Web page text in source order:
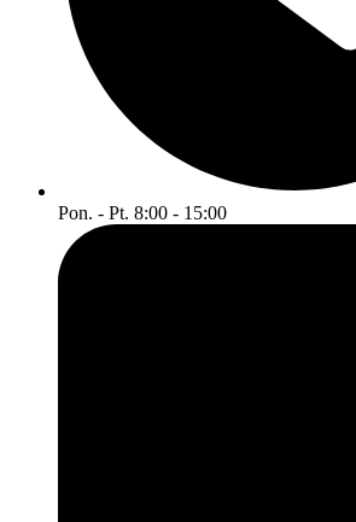
Pon. - Pt. 8:00 - 15:00